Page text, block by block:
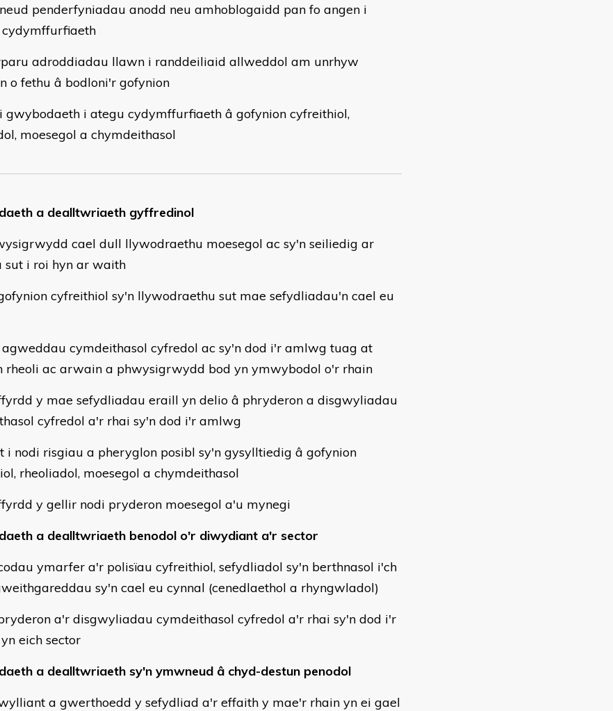
penderfyniadau anodd neu amhoblogaidd pan fo angen i
cydymffurfiaeth
adroddiadau llawn i randdeiliaid allweddol am unrhyw
o fethu â bodloni'r gofynion
gwybodaeth i ategu cydymffurfiaeth â gofynion cyfreithiol,
moesegol a chymdeithasol
a dealltwriaeth gyffredinol
cael dull llywodraethu moesegol ac sy'n seiliedig ar
sut i roi hyn ar waith
cyfreithiol sy'n llywodraethu sut mae sefydliadau'n cael eu
cymdeithasol cyfredol ac sy'n dod i'r amlwg tuag at
rheoli ac arwain a phwysigrwydd bod yn ymwybodol o'r rhain
y mae sefydliadau eraill yn delio â phryderon a disgwyliadau
cyfredol a'r rhai sy'n dod i'r amlwg
risgiau a pheryglon posibl sy'n gysylltiedig â gofynion
rheoliadol, moesegol a chymdeithasol
y gellir nodi pryderon moesegol a'u mynegi
a dealltwriaeth benodol o'r diwydiant a'r sector
ymarfer a'r polisïau cyfreithiol, sefydliadol sy'n berthnasol i'ch
sy'n cael eu cynnal (cenedlaethol a rhyngwladol)
a'r disgwyliadau cymdeithasol cyfredol a'r rhai sy'n dod i'r
eich sector
a dealltwriaeth sy'n ymwneud â chyd-destun penodol
a gwerthoedd y sefydliad a'r effaith y mae'r rhain yn ei gael